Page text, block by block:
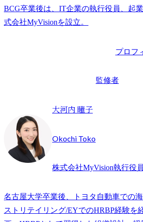
BCG卒業後は、IT企業の執行役員、起
プロフ
監修者
大河内 瞳子
Okochi Toko
株式会社MyVision執行役員
名古屋大学卒業後、トヨタ自動車での
ストリテイリング/EYでのHRBP経験を